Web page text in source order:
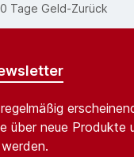
Tage Geld-Zurück
über neue Produkte
werden.